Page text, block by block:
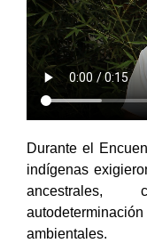
Durante el
indígenas
ancestrales,
ambientales.